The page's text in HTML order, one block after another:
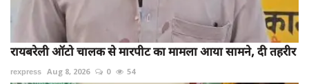
रायबरेली ऑटो चालक से मारपीट का मामला आया सामने, दी तहरीर
rexpress Aug 8, 2026 0 54